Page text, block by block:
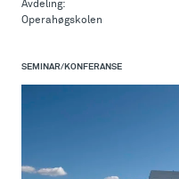
Avdeling:
Operahøgskolen
SEMINAR/KONFERANSE